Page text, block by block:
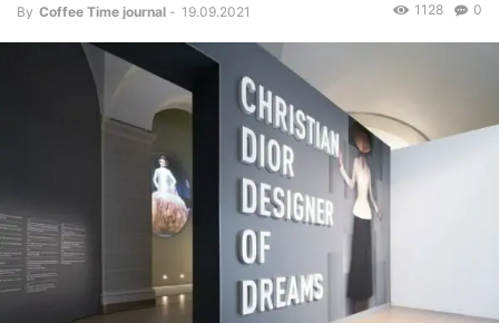
By Coffee Time journal - 19.09.2021 0
1128